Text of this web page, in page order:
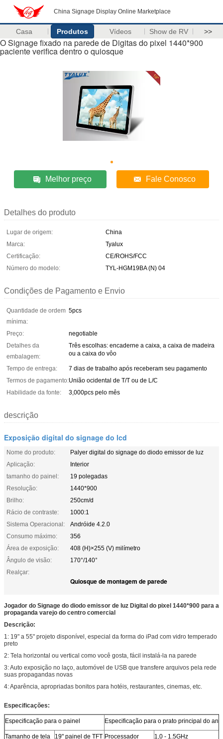
China Signage Display Online Marketplace
Casa Produtos Vídeos Show de RV >>
O Signage fixado na parede de Digitas do pixel 1440*900
paciente verifica dentro o quiosque
Melhor preço Fale Conosco
Detalhes do produto
Lugar de origem:
China
Marca:
Tyalux
Certificação:
CE/ROHS/FCC
Número do modelo:
TYL-HGM19BA (N) 04
Condições de Pagamento e Envio
Quantidade de ordem
mínima:
5pcs
Preço:
negotiable
Detalhes da
embalagem:
Três escolhas: encaderne a caixa, a caixa de madeira
ou a caixa do vôo
Tempo de entrega:
7 dias de trabalho após receberam seu pagamento
Termos de pagamento:União ocidental de T/T ou de L/C
Habilidade da fonte:
3,000pcs pelo mês
descrição
Exposição digital do signage do lcd
Nome do produto:
Palyer digital do signage do diodo emissor de luz
Aplicação:
Interior
tamanho do painel:
19 polegadas
Resolução:
1440*900
Brilho:
250cm/d
Rácio de contraste:
1000:1
Sistema Operacional:
Andróide 4.2.0
Consumo máximo:
356
Área de exposição:
408 (H)×255 (V) milímetro
Ângulo de visão:
170°/140°
Realçar:
Quiosque de montagem de parede
Jogador do Signage do diodo emissor de luz Digital do pixel 1440*900 para a
propaganda varejo do centro comercial
Descrição:
1: 19" a 55" projeto disponível, especial da forma do iPad com vidro temperado
preto
2: Tela horizontal ou vertical como você gosta, fácil instalá-la na parede
3:Auto exposição no laço, automóvel de USB que transfere arquivos pela rede
suas propagandas novas
4:Aparência, apropriadas bonitos para hotéis, restaurantes, cinemas, etc.
Especificações:
Especificação para o painel Especificação para o prato principal do
Tamanho de tela
19" painel de TFT Processador
1,0 - 1.5GHz